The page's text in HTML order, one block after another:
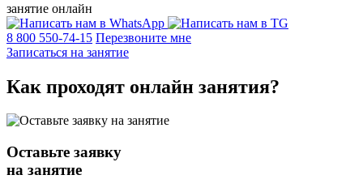
занятие онлайн
8 800 550-74-15 Перезвоните мне
Записаться на занятие
Как проходят онлайн занятия?
Оставьте заявку
на занятие